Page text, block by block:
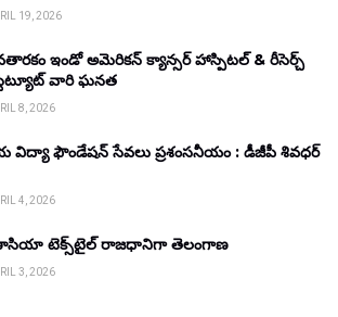
19, 2026
ఇండో అమెరికన్ క్యాన్సర్ హాస్పిటల్ & రీసెర్చ్
వారి ఘనత
8, 2026
విద్యా ఫౌండేషన్ సేవలు ప్రశంసనీయం : డీజీపీ శివధర్
4, 2026
టెక్స్‌టైల్ రాజధానిగా తెలంగాణ
3, 2026